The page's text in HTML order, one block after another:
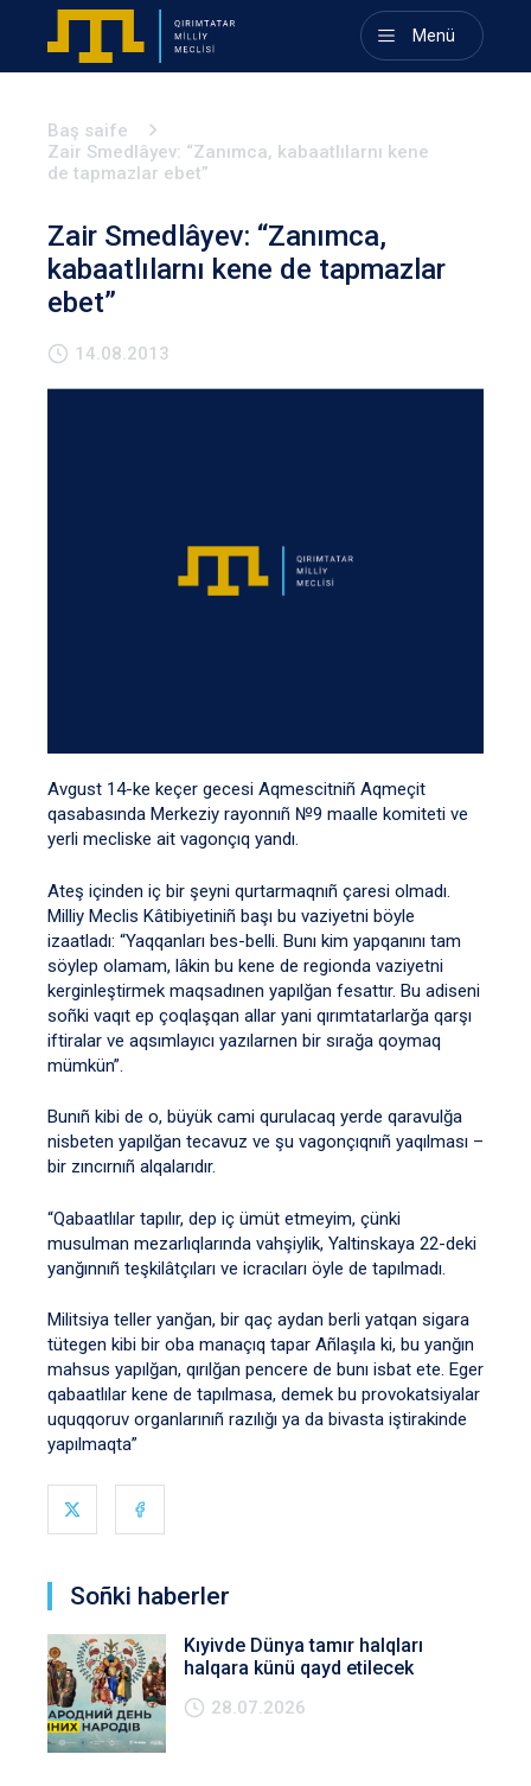
Menü
Baş saife
Zair Smedlâyev: “Zanımca, kabaatlılarnı kene
de tapmazlar ebet”
Zair Smedlâyev: “Zanımca,
kabaatlılarnı kene de tapmazlar
ebet”
14.08.2013
Avgust 14-ke keçer gecesi Aqmescitniñ Aqmeçit
qasabasında Merkeziy rayonnıñ №9 maalle komiteti ve
yerli mecliske ait vagonçıq yandı.
Ateş içinden iç bir şeyni qurtarmaqnıñ çaresi olmadı.
Milliy Meclis Kâtibiyetiniñ başı bu vaziyetni böyle
izaatladı: “Yaqqanları bes-belli. Bunı kim yapqanını tam
söylep olamam, lâkin bu kene de regionda vaziyetni
kerginleştirmek maqsadınen yapılğan fesattır. Bu adiseni
soñki vaqıt ep çoqlaşqan allar yani qırımtatarlarğa qarşı
iftiralar ve aqsımlayıcı yazılarnen bir sırağa qoymaq
mümkün”.
Bunıñ kibi de o, büyük cami qurulacaq yerde qaravulğa
nisbeten yapılğan tecavuz ve şu vagonçıqnıñ yaqılması –
bir zıncırnıñ alqalarıdır.
“Qabaatlılar tapılır, dep iç ümüt etmeyim, çünki
musulman mezarlıqlarında vahşiylik, Yaltinskaya 22-deki
yanğınnıñ teşkilâtçıları ve icracıları öyle de tapılmadı.
Militsiya teller yanğan, bir qaç aydan berli yatqan sigara
tütegen kibi bir oba manaçıq tapar Añlaşıla ki, bu yanğın
mahsus yapılğan, qırılğan pencere de bunı isbat ete. Eger
qabaatlılar kene de tapılmasa, demek bu provokatsiyalar
uquqqoruv organlarınıñ razılığı ya da bivasta iştirakinde
yapılmaqta”
Soñki haberler
Kıyivde Dünya tamır halqları
halqara künü qayd etilecek
28.07.2026